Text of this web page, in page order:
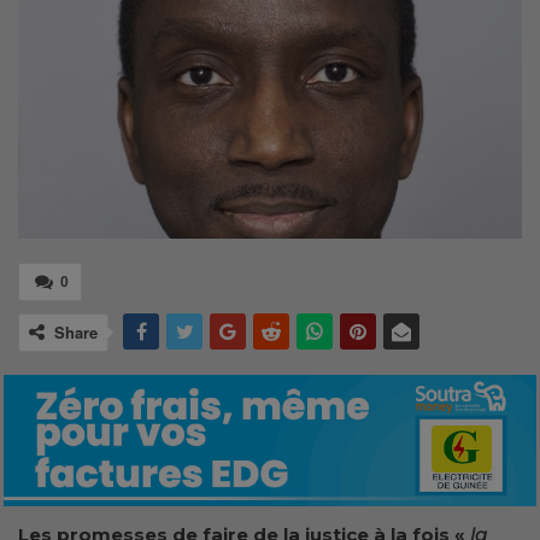
0
Share
Les promesses de faire de la justice à la fois « la